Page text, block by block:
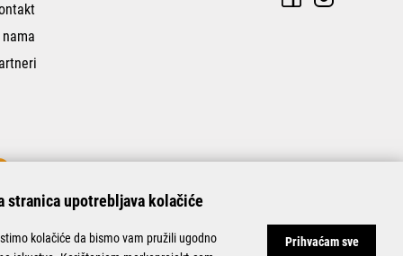
nama
stranica upotrebljava kolačiće
kolačiće da bismo vam pružili ugodno
Prihvaćam sve